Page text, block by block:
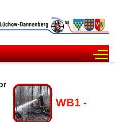
WB1 -